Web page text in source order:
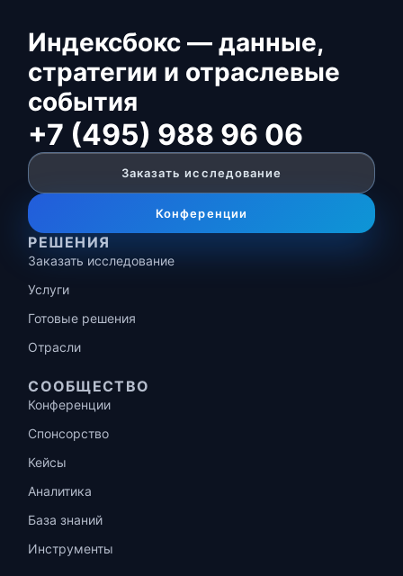
Индексбокс — данные,
стратегии и отраслевые
события
+7 (495) 988 96 06
Заказать исследование
Конференции
РЕШЕНИЯ
Заказать исследование
Услуги
Готовые решения
Отрасли
СООБЩЕСТВО
Конференции
Спонсорство
Кейсы
Аналитика
База знаний
Инструменты